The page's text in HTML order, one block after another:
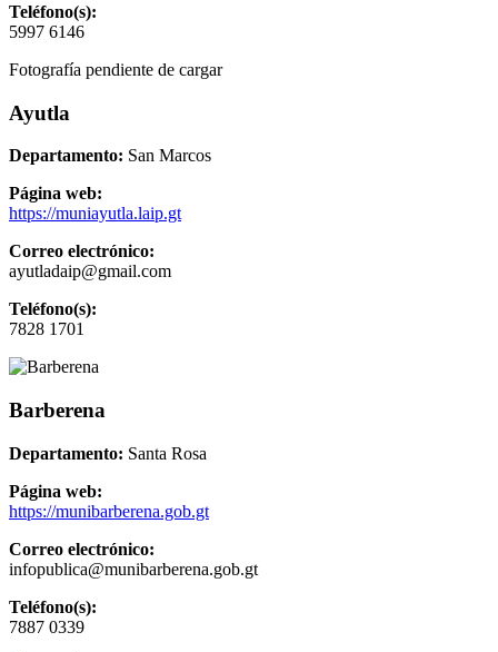
Teléfono(s):
5997 6146
Fotografía pendiente de cargar
Ayutla
Departamento: San Marcos
Página web:
https://muniayutla.laip.gt
Correo electrónico:
ayutladaip@gmail.com
Teléfono(s):
7828 1701
Barberena
Departamento: Santa Rosa
Página web:
https://munibarberena.gob.gt
Correo electrónico:
infopublica@munibarberena.gob.gt
Teléfono(s):
7887 0339